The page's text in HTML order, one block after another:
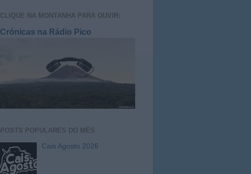
CLIQUE NA MONTANHA PARA OUVIR:
Crónicas na Rádio Pico
POSTS POPULARES DO MÊS
Cais Agosto 2026